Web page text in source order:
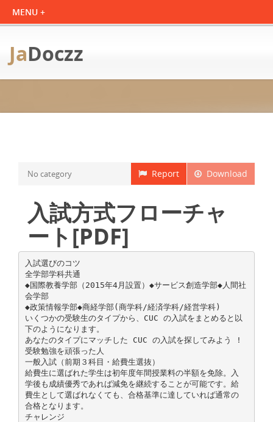
JaDoczz
Download
Report
No category
入試方式フローチャ
ート[PDF]
入試選びのコツ
全学部学科共通
◆国際教養学部（2015年4月設置）◆サービス創造学部◆人間社
会学部
◆政策情報学部◆商経学部(商学科/経済学科/経営学科)
いくつかの受験生のタイプから、CUC の入試をまとめると以
下のようになります。
あなたのタイプにマッチした CUC の入試を探してみよう !
受験勉強を頑張った人
一般入試（前期３科目・給費生選抜）
給費生に選ばれた学生は初年度年間授業料の半額を免除。入
学後も成績優秀であれば減免を継続することが可能です。給
費生として選ばれなくても、合格基準に達していれば通常の
合格となります。
チャレンジ